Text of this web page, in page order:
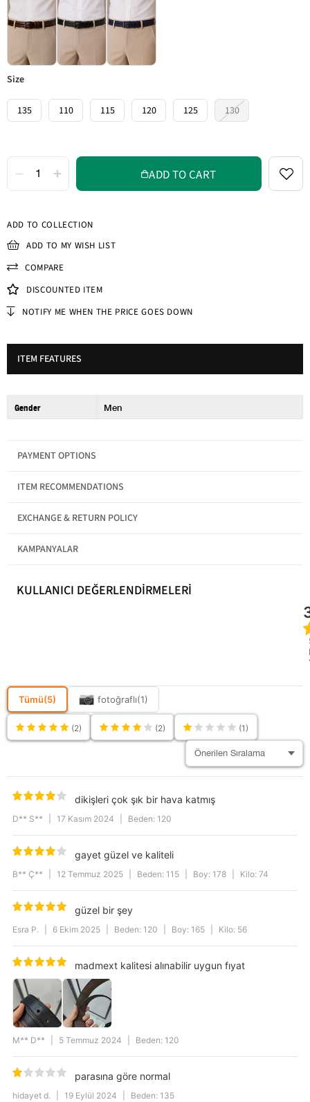
size
135 110 115 120 125 130
ADD TO COLLECTION
ADD TO MY WISH LIST
COMPARE
DISCOUNTED ITEM
NOTIFY ME WHEN THE PRICE GOES DOWN
ITEM FEATURES
Gender Men
PAYMENT OPTIONS
ITEM RECOMMENDATIONS
EXCHANGE & RETURN POLICY
KAMPANYALAR
KULLANICI DEĞERLENDİRMELERİ
Tümü(5) fotoğraflı(1)
(2) (2) (1)
dikişleri çok şık bir hava katmış
D** S** 17 Kasım 2024 Beden: 120
gayet güzel ve kaliteli
B** Ç** 12 Temmuz 2025 Beden: 115 Boy: 178 Kilo: 74
güzel bir şey
Esra P. 6 Ekim 2025 Beden: 120 Boy: 165 Kilo: 56
madmext kalitesi alınabilir uygun fıyat
M** D** 5 Temmuz 2024 Beden: 120
parasına göre normal
hidayet d. 19 Eylül 2024 Beden: 135